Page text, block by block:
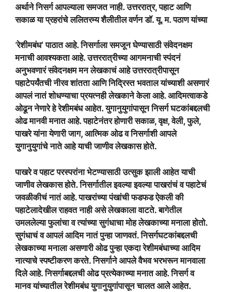
अर्थाने निसर्ग आपल्याला समजत नाही. उत्तररात्र, पहाट आणि
सकाळ या प्रहरांचे ललितरम्य शैलीतील वर्णन डॉ. यू. म. पठाण यांच्या
‘रेशीमबंध’ पाठात आहे. निसर्गाला समजून घेण्यासाठी संवेदनक्षम
मनाची आवश्यकता आहे. उत्तररात्रीच्या आगमनाची स्पंदनं
अनुभवणारं संवेदनक्षम मन लेखकाचं आहे उत्तररात्रीपासून
पहाटेपर्यंतची नीरव शांतता आणि निद्रिस्त भवताल यांच्याशी असणारं
आपलं नातं शोधण्याचा प्रयत्नही लेखकाने केला आहे. आदिमत्वाकडे
ओढून नेणारे हे रेशीमबंध आहेत. युगानुयुगांपासून निसर्ग घटकांबद्दलची
ओढ मानवी मनात आहे. पहाटेनंतर होणारी सकाळ, वृक्ष, वेली, फुले,
पाखरे यांना येणारी जाग, आत्मिक ओढ व निसर्गाशी आपले
युगानुयुगांचे नाते आहे याची जाणीव लेखकास होते.
पाखरे व पहाट परस्परांना भेटण्यासाठी उत्सुक झाली आहेत याची
जाणीव लेखकास होते. निसर्गातील इवल्या इवल्या पाखरांचं व पहाटेचं
जवळीकीचं नातं आहे. पाखरांच्या पंखांची फडफड ऐकली की
पहाटेलादेखील राहवत नाही असे लेखकाला वाटते. बागेतील
उमललेल्या फुलांचा व त्यांच्या सुगंधाचा मोह लेखकाच्या मनाला होतो.
सुगंधाचं व आपलं आदिम नातं पुन्हा जाणवतं. निसर्गघटकांबद्दलची
लेखकाच्या मनाला असणारी ओढ पुन्हा एकदा रेशीमबंधाच्या आदिम
नात्याचे स्पष्टीकरण करते. निसर्गाने आपले वैभव भरभरून मानवाला
दिले आहे. निसर्गाबद्दलची ओढ प्रत्येकाच्या मनात आहे. निसर्ग व
मानव यांच्यातील रेशीमबंध युगानुयुगांपासून चालत आले आहेत.